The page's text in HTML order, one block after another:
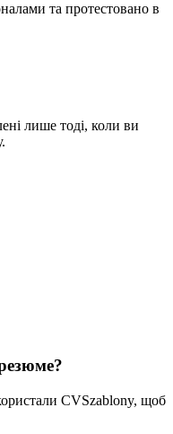
та протестовано в
лише тоді, коли ви
CVSzablony, щоб